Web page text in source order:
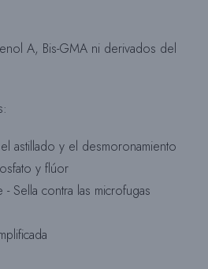
A, Bis-GMA ni derivados del
astillado y el desmoronamiento
y flúor
Sella contra las microfugas